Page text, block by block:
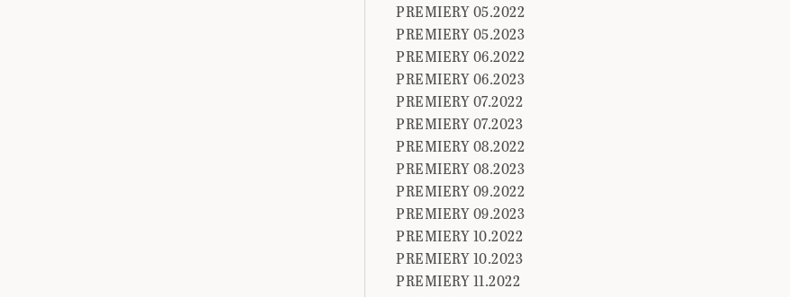
PREMIERY 05.2022
PREMIERY 05.2023
PREMIERY 06.2022
PREMIERY 06.2023
PREMIERY 07.2022
PREMIERY 07.2023
PREMIERY 08.2022
PREMIERY 08.2023
PREMIERY 09.2022
PREMIERY 09.2023
PREMIERY 10.2022
PREMIERY 10.2023
PREMIERY 11.2022